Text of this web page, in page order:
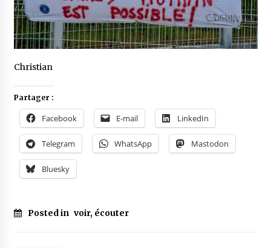
Christian
Partager :
Facebook E-mail LinkedIn
Telegram WhatsApp Mastodon
Bluesky
Posted in voir, écouter